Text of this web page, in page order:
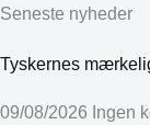
Seneste nyheder
Tyskernes
09/08/2026 Ingen